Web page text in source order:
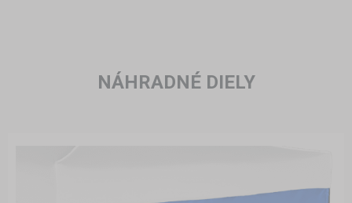
NÁHRADNÉ DIELY